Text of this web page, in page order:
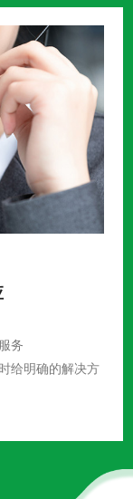
务
给明确的解决方